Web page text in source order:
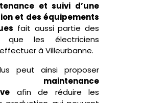
et suivi d’une
et des équipements
fait aussi partie des
que les électriciens
à Villeurbanne.
peut ainsi proposer
maintenance
afin de réduire les